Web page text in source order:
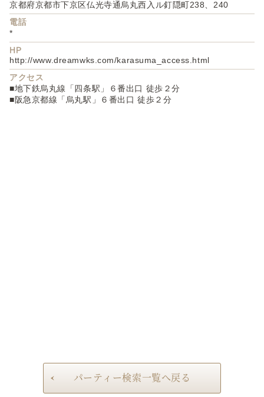
京都府京都市下京区仏光寺通烏丸西入ル釘隠町238、240
電話
*
HP
http://www.dreamwks.com/karasuma_access.html
アクセス
■地下鉄烏丸線「四条駅」６番出口 徒歩２分
■阪急京都線「烏丸駅」６番出口 徒歩２分
パーティー検索一覧へ戻る